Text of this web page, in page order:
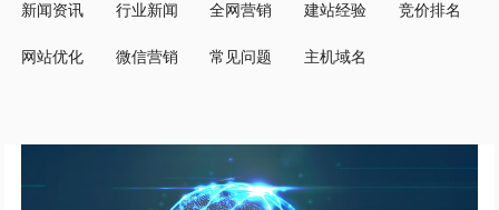
新闻资讯 行业新闻 全网营销 建站经验 竞价排名
网站优化 微信营销 常见问题 主机域名